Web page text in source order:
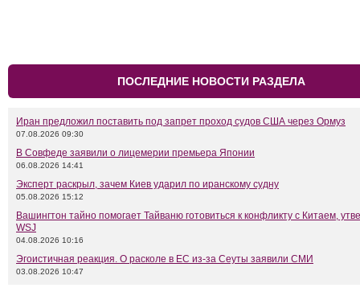
ПОСЛЕДНИЕ НОВОСТИ РАЗДЕЛА
Иран предложил поставить под запрет проход судов США через Ормуз
07.08.2026 09:30
В Совфеде заявили о лицемерии премьера Японии
06.08.2026 14:41
Эксперт раскрыл, зачем Киев ударил по иранскому судну
05.08.2026 15:12
Вашингтон тайно помогает Тайваню готовиться к конфликту с Китаем,
WSJ
04.08.2026 10:16
Эгоистичная реакция. О расколе в ЕС из-за Сеуты заявили СМИ
03.08.2026 10:47